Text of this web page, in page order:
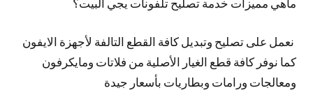
ماهي مميزات خدمة تصليح تلفونات يجي البيت؟
نعمل على تصليح وتبديل كافة القطع التالفة لأجهزة الايفون
كما نوفر كافة قطع الغيار الأصلية من فلاتات ومايكرفون
ومعالجات ورامات وبطاريات بأسعار جيدة